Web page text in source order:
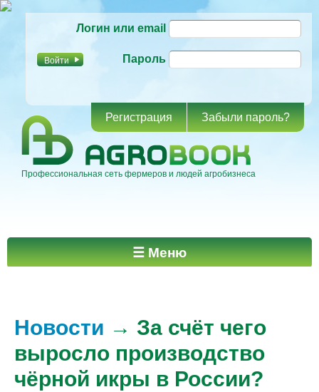
основному
Логин или email
Пароль
Регистрация Забыли пароль?
Профессиональная сеть фермеров и людей агробизнеса
Главное меню ☰ Меню
Новости → За счёт чего
выросло производство
чёрной икры в России?